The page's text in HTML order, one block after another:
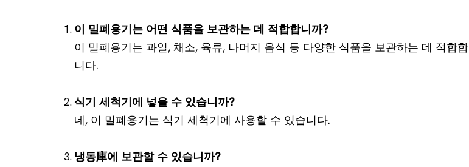
이 밀폐용기는 어떤 식품을 보관하는 데 적합합니까?
이 밀폐용기는 과일, 채소, 육류, 나머지 음식 등 다양한 식품을 보관하는 데 적합합
니다.
식기 세척기에 넣을 수 있습니까?
네, 이 밀폐용기는 식기 세척기에 사용할 수 있습니다.
냉동庫에 보관할 수 있습니까?